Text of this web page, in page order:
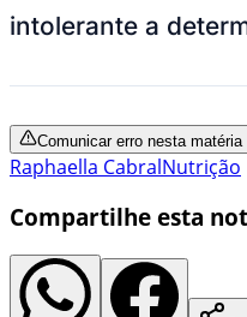
intolerante a
Comunicar erro nesta matéria
Raphaella CabralNutrição
Compartilhe esta